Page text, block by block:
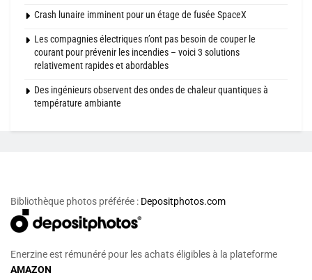
Crash lunaire imminent pour un étage de fusée SpaceX
Les compagnies électriques n’ont pas besoin de couper le
courant pour prévenir les incendies – voici 3 solutions
relativement rapides et abordables
Des ingénieurs observent des ondes de chaleur quantiques à
température ambiante
Bibliothèque photos préférée : Depositphotos.com
Enerzine est rémunéré pour les achats éligibles à la plateforme
AMAZON